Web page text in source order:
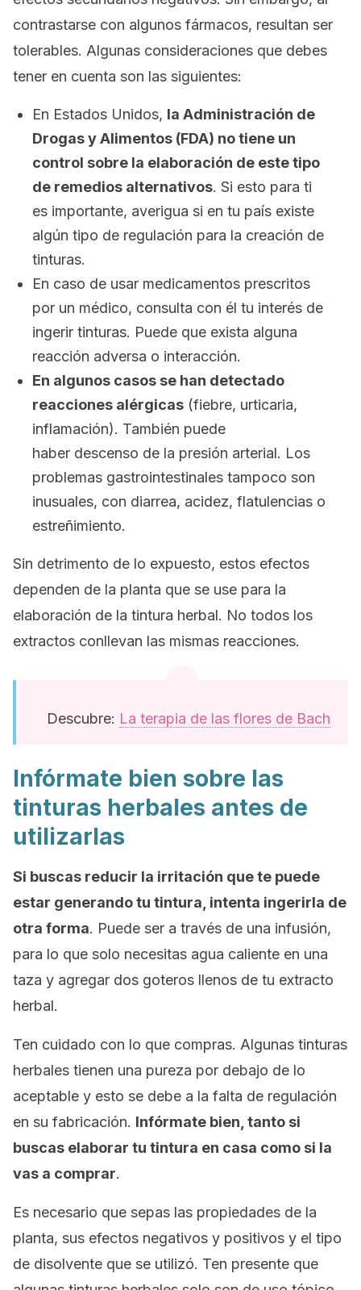
contrastarse con algunos fármacos, resultan ser
tolerables. Algunas consideraciones que debes
tener en cuenta son las siguientes:
En Estados Unidos, la Administración de
Drogas y Alimentos (FDA) no tiene un
control sobre la elaboración de este tipo
de remedios alternativos. Si esto para ti
es importante, averigua si en tu país existe
algún tipo de regulación para la creación de
tinturas.
En caso de usar medicamentos prescritos
por un médico, consulta con él tu interés de
ingerir tinturas. Puede que exista alguna
reacción adversa o interacción.
En algunos casos se han detectado
reacciones alérgicas (fiebre, urticaria,
inflamación). También puede
haber descenso de la presión arterial. Los
problemas gastrointestinales tampoco son
inusuales, con diarrea, acidez, flatulencias o
estreñimiento.
Sin detrimento de lo expuesto, estos efectos
dependen de la planta que se use para la
elaboración de la tintura herbal. No todos los
extractos conllevan las mismas reacciones.
Descubre: La terapia de las flores de Bach
Infórmate bien sobre las
tinturas herbales antes de
utilizarlas
Si buscas reducir la irritación que te puede
estar generando tu tintura, intenta ingerirla de
otra forma. Puede ser a través de una infusión,
para lo que solo necesitas agua caliente en una
taza y agregar dos goteros llenos de tu extracto
herbal.
Ten cuidado con lo que compras. Algunas tinturas
herbales tienen una pureza por debajo de lo
aceptable y esto se debe a la falta de regulación
en su fabricación. Infórmate bien, tanto si
buscas elaborar tu tintura en casa como si la
vas a comprar.
Es necesario que sepas las propiedades de la
planta, sus efectos negativos y positivos y el tipo
de disolvente que se utilizó. Ten presente que